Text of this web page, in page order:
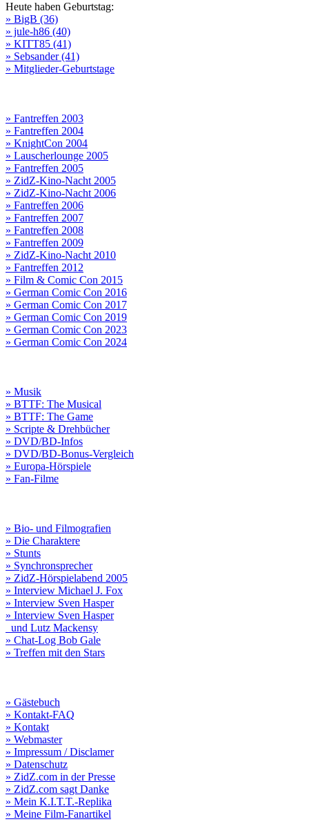
Heute haben Geburtstag:
» BigB (36)
» jule-h86 (40)
» KITT85 (41)
» Sebsander (41)
» Mitglieder-Geburtstage
» Fantreffen 2003
» Fantreffen 2004
» KnightCon 2004
» Lauscherlounge 2005
» Fantreffen 2005
» ZidZ-Kino-Nacht 2005
» ZidZ-Kino-Nacht 2006
» Fantreffen 2006
» Fantreffen 2007
» Fantreffen 2008
» Fantreffen 2009
» ZidZ-Kino-Nacht 2010
» Fantreffen 2012
» Film & Comic Con 2015
» German Comic Con 2016
» German Comic Con 2017
» German Comic Con 2019
» German Comic Con 2023
» German Comic Con 2024
» Musik
» BTTF: The Musical
» BTTF: The Game
» Scripte & Drehbücher
» DVD/BD-Infos
» DVD/BD-Bonus-Vergleich
» Europa-Hörspiele
» Fan-Filme
» Bio- und Filmografien
» Die Charaktere
» Stunts
» Synchronsprecher
» ZidZ-Hörspielabend 2005
» Interview Michael J. Fox
» Interview Sven Hasper
» Interview Sven Hasper
und Lutz Mackensy
» Chat-Log Bob Gale
» Treffen mit den Stars
» Gästebuch
» Kontakt-FAQ
» Kontakt
» Webmaster
» Impressum / Disclamer
» Datenschutz
» ZidZ.com in der Presse
» ZidZ.com sagt Danke
» Mein K.I.T.T.-Replika
» Meine Film-Fanartikel